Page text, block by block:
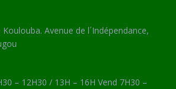
Avenue de l´Indépendance,
– 12H30 / 13H – 16H Vend 7H30 –